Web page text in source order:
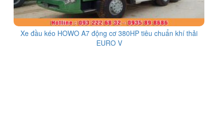
Xe đầu kéo HOWO A7 động cơ 380HP tiêu chuẩn khí thải
EURO V